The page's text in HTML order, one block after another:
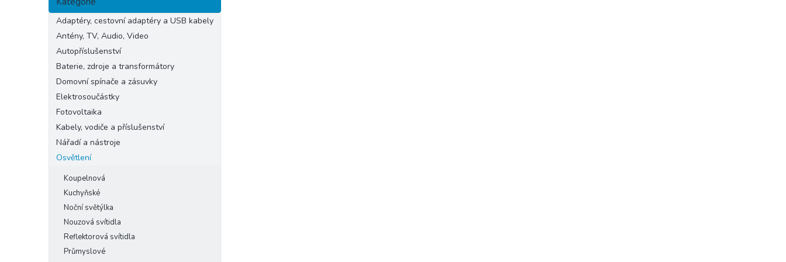
kategorie
Adaptéry, cestovní adaptéry a USB kabely
Antény, TV, Audio, Video
Autopříslušenství
Baterie, zdroje a transformátory
Domovní spínače a zásuvky
Elektrosoučástky
Fotovoltaika
Kabely, vodiče a příslušenství
Nářadí a nástroje
Osvětlení
Koupelnová
Kuchyňské
Noční světýlka
Nouzová svítidla
Reflektorová svítidla
Průmyslové